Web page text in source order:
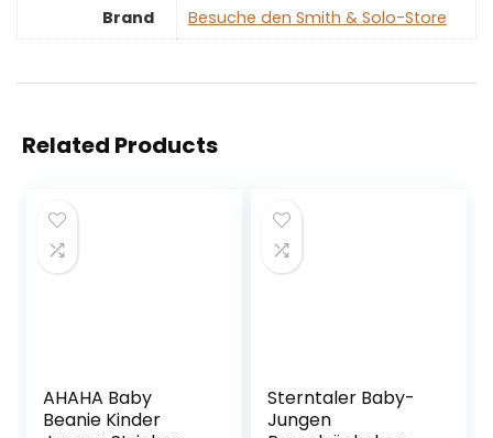
Brand Besuche den Smith & Solo-Store
Related Products
AHAHA Baby
Beanie Kinder
Sterntaler Baby-
Jungen